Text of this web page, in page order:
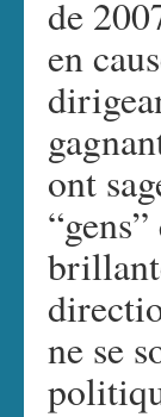
de
en
ont
ne se